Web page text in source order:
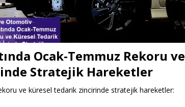
Ocak-Temmuz Rekoru ve
Stratejik Hareketler
ve küresel tedarik zincirinde stratejik hareketler: